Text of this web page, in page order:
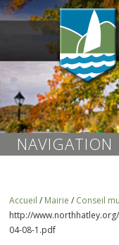
NAVIGATION
Accueil / Mairie / Conseil
http://
04-08-1.pdf